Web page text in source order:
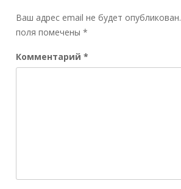
Ваш адрес email не будет опубликован.
поля помечены *
Комментарий *